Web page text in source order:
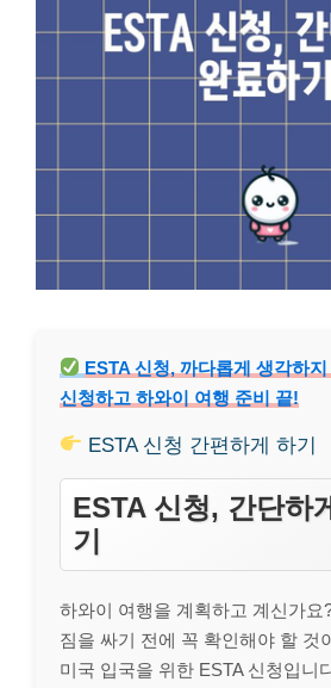
ESTA 신청, 까다롭게 생각하
신청하고 하와이 여행 준비 끝!
ESTA 신청 간편하게 하기
ESTA 신청, 간단하
기
하와이 여행을 계획하고 계신가요
짐을 싸기 전에 꼭 확인해야 할 것
미국 입국을 위한 ESTA 신청입니